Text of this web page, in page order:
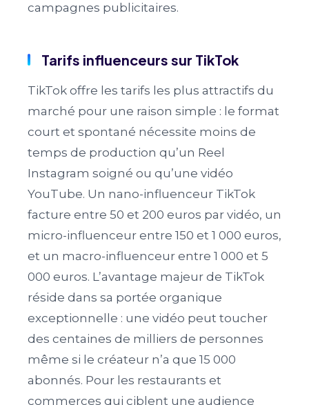
campagnes publicitaires.
Tarifs influenceurs sur TikTok
TikTok offre les tarifs les plus attractifs du
marché pour une raison simple : le format
court et spontané nécessite moins de
temps de production qu’un Reel
Instagram soigné ou qu’une vidéo
YouTube. Un nano-influenceur TikTok
facture entre 50 et 200 euros par vidéo, un
micro-influenceur entre 150 et 1 000 euros,
et un macro-influenceur entre 1 000 et 5
000 euros. L’avantage majeur de TikTok
réside dans sa portée organique
exceptionnelle : une vidéo peut toucher
des centaines de milliers de personnes
même si le créateur n’a que 15 000
abonnés. Pour les restaurants et
commerces qui ciblent une audience